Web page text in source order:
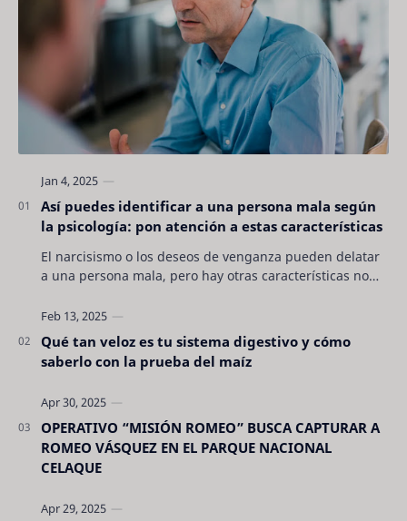
Así puedes identificar a una persona mala según
la psicología: pon atención a estas características
El narcisismo o los deseos de venganza pueden delatar
a una persona mala, pero hay otras características no
Qué tan veloz es tu sistema digestivo y cómo
saberlo con la prueba del maíz
OPERATIVO “MISIÓN ROMEO” BUSCA CAPTURAR A
ROMEO VÁSQUEZ EN EL PARQUE NACIONAL
CELAQUE